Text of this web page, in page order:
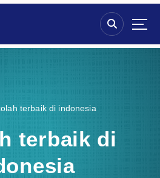
terbaik di indonesia
terbaik di